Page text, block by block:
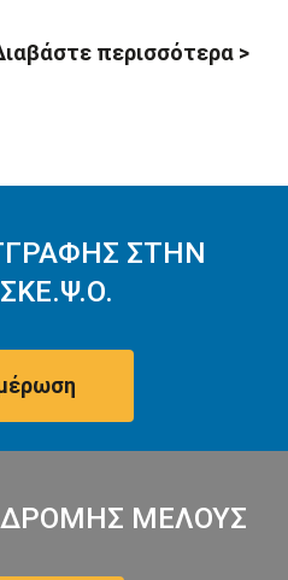
περισσότερα >
ΣΤΗΝ
ΜΕΛΟΥΣ